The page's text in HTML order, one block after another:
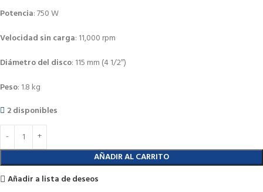
Potencia:750 W
Velocidad sin carga: 11,000 rpm
Diámetro del disco: 115 mm (4 1/2″)
Peso: 1.8 kg
2 disponibles
AÑADIR AL CARRITO
Añadir a lista de deseos